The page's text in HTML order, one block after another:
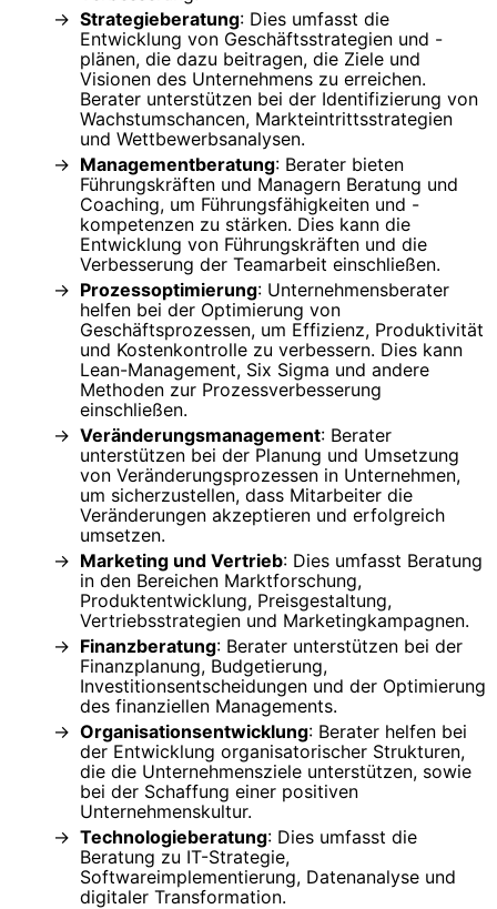
Strategieberatung: Dies umfasst die
Entwicklung von Geschäftsstrategien und -
plänen, die dazu beitragen, die Ziele und
Visionen des Unternehmens zu erreichen.
Berater unterstützen bei der Identifizierung von
Wachstumschancen, Markteintrittsstrategien
und Wettbewerbsanalysen.
Managementberatung: Berater bieten
Führungskräften und Managern Beratung und
Coaching, um Führungsfähigkeiten und -
kompetenzen zu stärken. Dies kann die
Entwicklung von Führungskräften und die
Verbesserung der Teamarbeit einschließen.
Prozessoptimierung: Unternehmensberater
helfen bei der Optimierung von
Geschäftsprozessen, um Effizienz, Produktivität
und Kostenkontrolle zu verbessern. Dies kann
Lean-Management, Six Sigma und andere
Methoden zur Prozessverbesserung
einschließen.
Veränderungsmanagement: Berater
unterstützen bei der Planung und Umsetzung
von Veränderungsprozessen in Unternehmen,
um sicherzustellen, dass Mitarbeiter die
Veränderungen akzeptieren und erfolgreich
umsetzen.
Marketing und Vertrieb: Dies umfasst Beratung
in den Bereichen Marktforschung,
Produktentwicklung, Preisgestaltung,
Vertriebsstrategien und Marketingkampagnen.
Finanzberatung: Berater unterstützen bei der
Finanzplanung, Budgetierung,
Investitionsentscheidungen und der Optimierung
des finanziellen Managements.
Organisationsentwicklung: Berater helfen bei
der Entwicklung organisatorischer Strukturen,
die die Unternehmensziele unterstützen, sowie
bei der Schaffung einer positiven
Unternehmenskultur.
Technologieberatung: Dies umfasst die
Beratung zu IT-Strategie,
Softwareimplementierung, Datenanalyse und
digitaler Transformation.